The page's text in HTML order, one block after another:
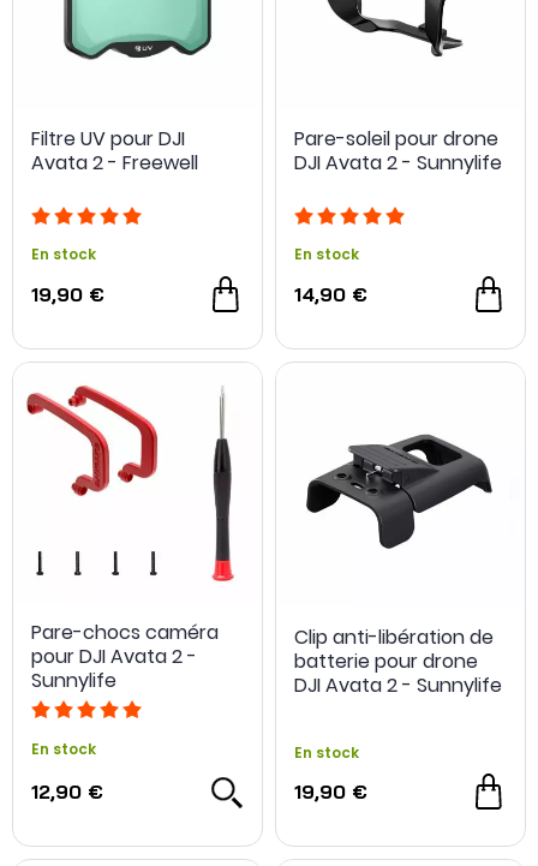
Filtre UV pour DJI
Avata 2 - Freewell
En stock
19,90 €
Pare-soleil pour drone
DJI Avata 2 - Sunnylife
En stock
14,90 €
Pare-chocs caméra
pour DJI Avata 2 -
Sunnylife
En stock
12,90 €
Clip anti-libération de
batterie pour drone
DJI Avata 2 - Sunnylife
En stock
19,90 €